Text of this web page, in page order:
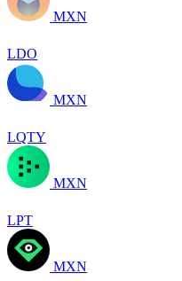
MXN
LDO
MXN
LQTY
MXN
LPT
MXN